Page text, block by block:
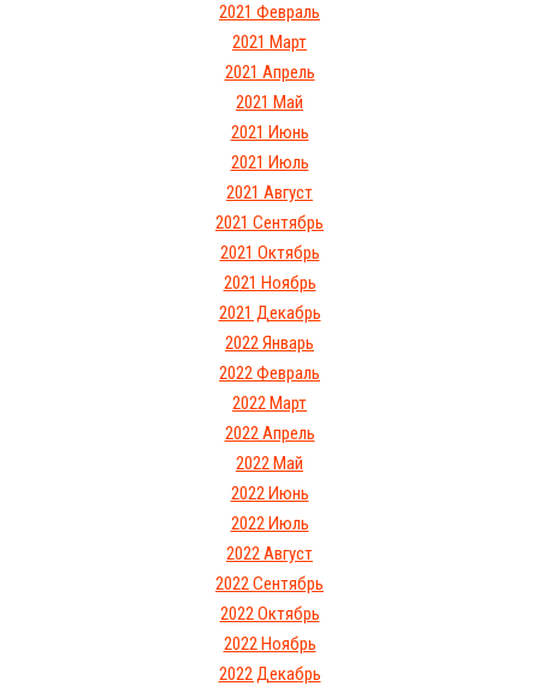
2021 Февраль
2021 Март
2021 Апрель
2021 Май
2021 Июнь
2021 Июль
2021 Август
2021 Сентябрь
2021 Октябрь
2021 Ноябрь
2021 Декабрь
2022 Январь
2022 Февраль
2022 Март
2022 Апрель
2022 Май
2022 Июнь
2022 Июль
2022 Август
2022 Сентябрь
2022 Октябрь
2022 Ноябрь
2022 Декабрь